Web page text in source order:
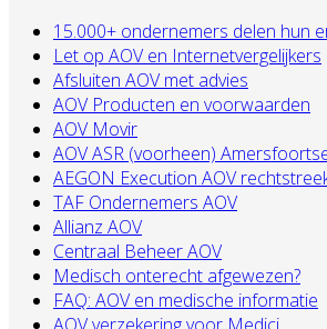
15.000+ ondernemers delen hun
Let op AOV en Internetvergelijkers
Afsluiten AOV met advies
AOV Producten en voorwaarden
AOV Movir
AOV ASR (voorheen)
AEGON Execution AOV
TAF Ondernemers AOV
Allianz AOV
Centraal Beheer AOV
Medisch onterecht afgewezen?
FAQ: AOV en medische informatie